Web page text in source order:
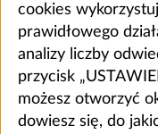
cookies
prawidłowego
analizy liczby
przycisk
możesz otworzyć
dowiesz się, do